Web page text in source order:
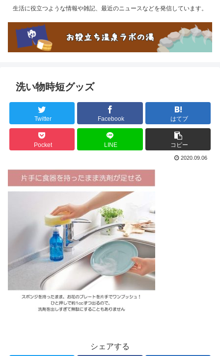
生活に役立つような情報や雑記、最近のニュースなどを発信しています。
洗い物時短グッズ
Twitter Facebook はてブ
Pocket LINE コピー
2020.09.06
シェアする